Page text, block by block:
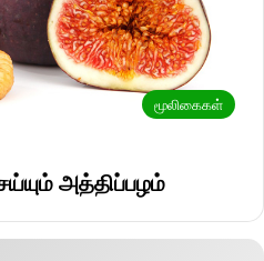
மூலிகைகள்
அத்திப்பழம்